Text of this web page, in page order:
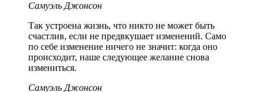
Самуэль Джонсон
Так устроена жизнь, что никто не может быть
счастлив, если не предвкушает изменений. Само
по себе изменение ничего не значит: когда оно
происходит, наше следующее желание снова
измениться.
Самуэль Джонсон